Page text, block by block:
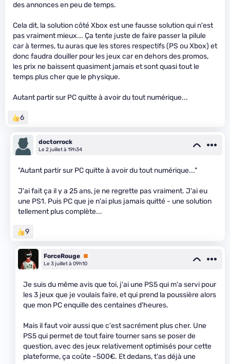
des annonces en peu de temps.
Cela dit, la solution côté Xbox est une fausse solution qui n'est
pas vraiment mieux... Ça tente juste de faire passer la pilule
car à termes, tu auras que les stores respectifs (PS ou Xbox) et
donc faudra douiller pour les jeux car en dehors des promos,
les prix ne baissent quasiment jamais et sont quasi tout le
temps plus cher que le physique.
Autant partir sur PC quitte à avoir du tout numérique...
6
doctorrock
Le 2 juillet à 19h34
"Autant partir sur PC quitte à avoir du tout numérique..."
J'ai fait ça il y a 25 ans, je ne regrette pas vraiment. J'ai eu
une PS1. Puis PC que je n'ai plus jamais quitté - une solution
tellement plus complète...
9
ForceRouge Premium
Le 3 juillet à 09h10
Je suis du même avis que toi, j'ai une PS5 qui m'a servi pour
les 3 jeux que je voulais faire, et qui prend la poussière alors
que mon PC enquille des centaines d'heures.
Mais il faut voir aussi que c'est sacrément plus cher. Une
PS5 qui permet de tout faire tourner sans se poser de
question, avec des jeux relativement optimisés pour cette
plateforme, ça coûte ~500€. Et dedans, t'as déjà une